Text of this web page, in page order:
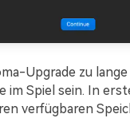
Upgrade zu
im Spiel sein. In
verfügbaren